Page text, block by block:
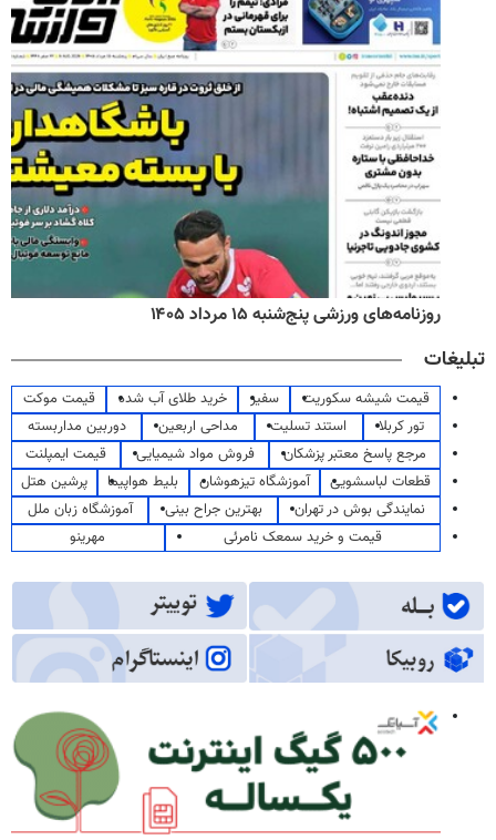
روزنامه‌های ورزشی پنج‌شنبه ۱۵ مرداد ۱۴۰۵
تبلیغات
قیمت شیشه سکوریت سفیر خرید طلای آب شده
قیمت موکت
تور کربلا
استند تسلیت مداحی اربعین
دوربین مداربسته
مرجع پاسخ معتبر پزشکان
فروش مواد شیمیایی
قیمت ایمپلنت
قطعات لباسشویی
آموزشگاه تیزهوشان بلیط هواپیما
پرشین هتل
نمایندگی بوش در تهران
بهترین جراح بینی
آموزشگاه زبان ملل
قیمت و خرید سمعک نامرئی
مهرینو